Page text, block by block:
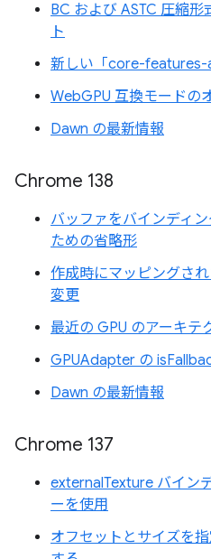
BC および ASTC 圧縮
ト
新しい「core-features-
WebGPU 互換モードの
Dawn の最新情報
Chrome 138
バッファをバインディ
ための省略形
作成時にマッピングさ
変更
最近の GPU のアーキテ
GPUAdapter の
Dawn の最新情報
Chrome 137
externalTexture バイン
ーを使用
オフセットとサイズを